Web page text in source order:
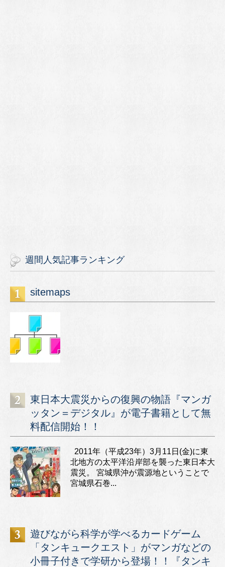
週間人気記事ランキング
sitemaps
東日本大震災からの復興の物語『マンガ
ッタン＝デジタル』が電子書籍として無
料配信開始！！
2011年（平成23年）3月11日(金)に東
北地方の太平洋沿岸部を襲った東日本大
震災。 宮城県沖が震源地ということで
宮城県石巻...
遊びながら科学が学べるカードゲーム
「タンキュークエスト」がマンガなどの
小冊子付きで学研から登場！！『タンキ